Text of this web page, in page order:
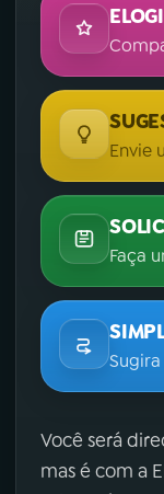
Envie
Faça
Você será
mas é com a